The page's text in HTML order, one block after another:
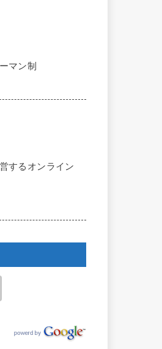
マン制
するオンライン